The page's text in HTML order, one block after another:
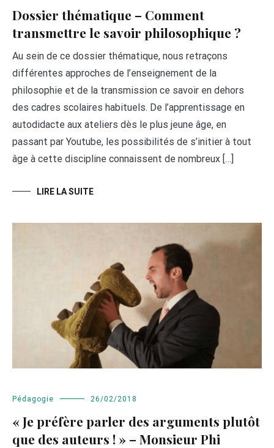
Dossier thématique – Comment
transmettre le savoir philosophique ?
Au sein de ce dossier thématique, nous retraçons
différentes approches de l’enseignement de la
philosophie et de la transmission ce savoir en dehors
des cadres scolaires habituels. De l’apprentissage en
autodidacte aux ateliers dès le plus jeune âge, en
passant par Youtube, les possibilités de s’initier à tout
âge à cette discipline connaissent de nombreux […]
LIRE LA SUITE
Pédagogie 26/02/2018
« Je préfère parler des arguments plutôt
que des auteurs ! » – Monsieur Phi